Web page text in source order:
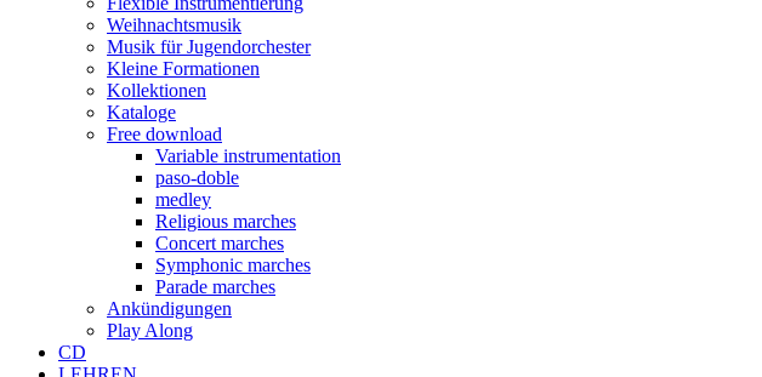
Weihnachtsmusik
Musik für Jugendorchester
Kleine Formationen
Kollektionen
Kataloge
Free download
Variable instrumentation
paso-doble
medley
Religious marches
Concert marches
Symphonic marches
Parade marches
Ankündigungen
Play Along
CD